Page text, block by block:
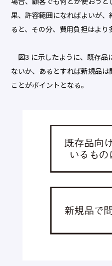
場合、顧客でも何とか使おう
果、許容範囲になればよいが
ると、その分、費用負担はより
図3 に示したように、既存品
ないか、あるとすれば新規品
ことがポイントとなる。